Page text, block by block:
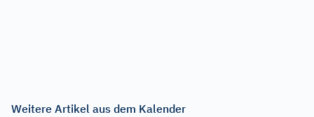
Weitere Artikel aus dem Kalender